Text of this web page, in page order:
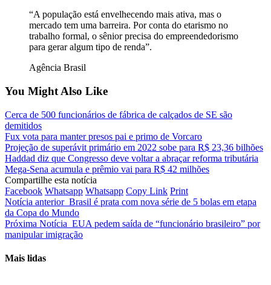
“A população está envelhecendo mais ativa, mas o
mercado tem uma barreira. Por conta do etarismo no
trabalho formal, o sênior precisa do empreendedorismo
para gerar algum tipo de renda”.
Agência Brasil
You Might Also Like
Cerca de 500 funcionários de fábrica de calçados de SE são
demitidos
Fux vota para manter presos pai e primo de Vorcaro
Projeção de superávit primário em 2022 sobe para R$ 23,36 bilhões
Haddad diz que Congresso deve voltar a abraçar reforma tributária
Mega-Sena acumula e prêmio vai para R$ 42 milhões
Compartilhe esta notícia
Facebook Whatsapp Whatsapp Copy Link Print
Notícia anterior Brasil é prata com nova série de 5 bolas em etapa
da Copa do Mundo
Próxima Notícia EUA pedem saída de “funcionário brasileiro” por
manipular imigração
Mais lidas